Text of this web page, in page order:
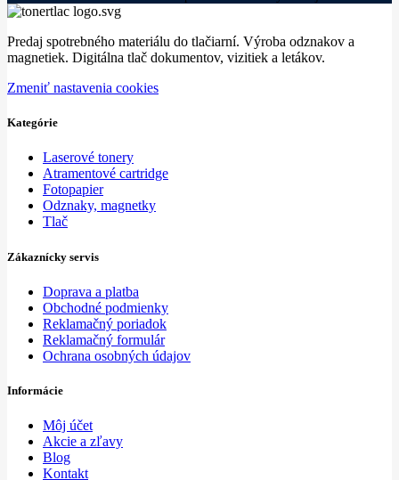
Predaj spotrebného materiálu do tlačiarní. Výroba odznakov a
magnetiek. Digitálna tlač dokumentov, vizitiek a letákov.
Zmeniť nastavenia cookies
Kategórie
Laserové tonery
Atramentové cartridge
Fotopapier
Odznaky, magnetky
Tlač
Zákaznícky servis
Doprava a platba
Obchodné podmienky
Reklamačný poriadok
Reklamačný formulár
Ochrana osobných údajov
Informácie
Môj účet
Akcie a zľavy
Blog
Kontakt